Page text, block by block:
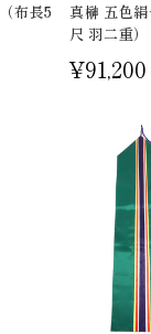
布長5
真榊 五色
尺 羽二重）
¥91,200